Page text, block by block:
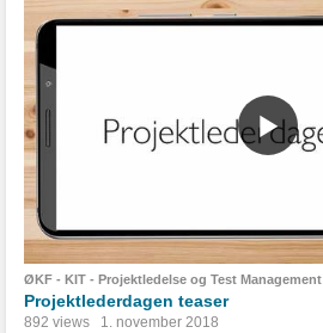
ØKF - KIT - Projektledelse og Test Management
Projektlederdagen teaser
892 views 1. november 2018